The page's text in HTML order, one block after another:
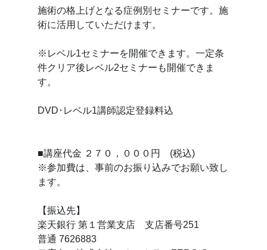
施術の格上げとなる症例別セミナーです。施
術に活用していただけます。
※レベル1セミナーを開催できます。一定条
件クリア後レベル2セミナーも開催できま
す。
DVD･レベル1講師認定登録料込
■講座代金 ２７０，０００円 (税込)
※参加費は、事前のお振り込みでお願い致し
ます。
【振込先】
楽天銀行 第１営業支店 支店番号251
普通 7626883